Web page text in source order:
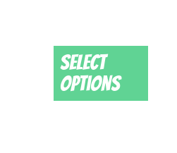
Select
options